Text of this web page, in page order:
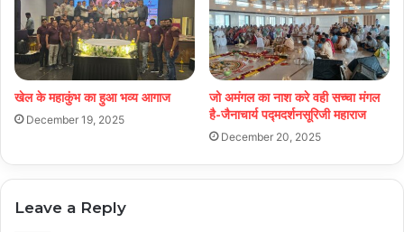
खेल के महाकुंभ का हुआ भव्य आगाज
December 19, 2025
जो अमंगल का नाश करे वही सच्चा मंगल
है-जैनाचार्य पद्मदर्शनसूरिजी महाराज
December 20, 2025
Leave a Reply